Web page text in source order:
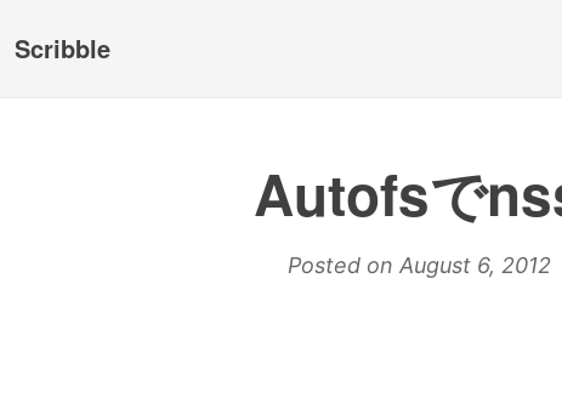
Scribble
Autofsで
Posted on August 6, 2012